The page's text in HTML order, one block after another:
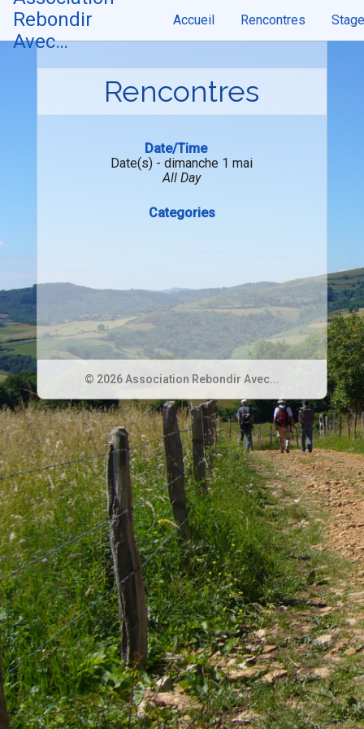
Skip
content
Rebondir
Avec…
Accueil Rencontres
Rencontres
Date/Time
Date(s) - dimanche 1 mai
All Day
Categories
© 2026 Association Rebondir Avec...